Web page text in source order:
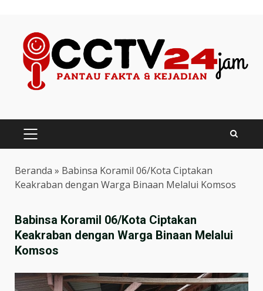
content
PRIMARY
MENU
Beranda » Babinsa Koramil 06/Kota Ciptakan
Keakraban dengan Warga Binaan Melalui Komsos
Babinsa Koramil 06/Kota Ciptakan
Keakraban dengan Warga Binaan Melalui
Komsos